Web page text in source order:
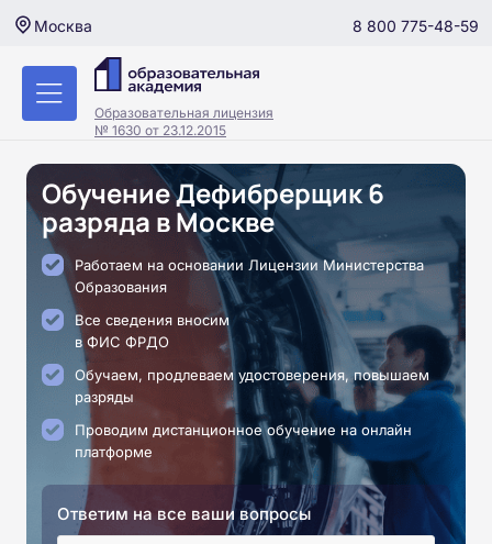
Москва 8 800 775-48-59
Образовательная лицензия
№ 1630 от 23.12.2015
Обучение Дефибрерщик 6
разряда в Москве
Работаем на основании Лицензии Министерства
Образования
Все сведения вносим
в ФИС ФРДО
Обучаем, продлеваем удостоверения, повышаем
разряды
Проводим дистанционное обучение на онлайн
платформе
Ответим на все ваши вопросы